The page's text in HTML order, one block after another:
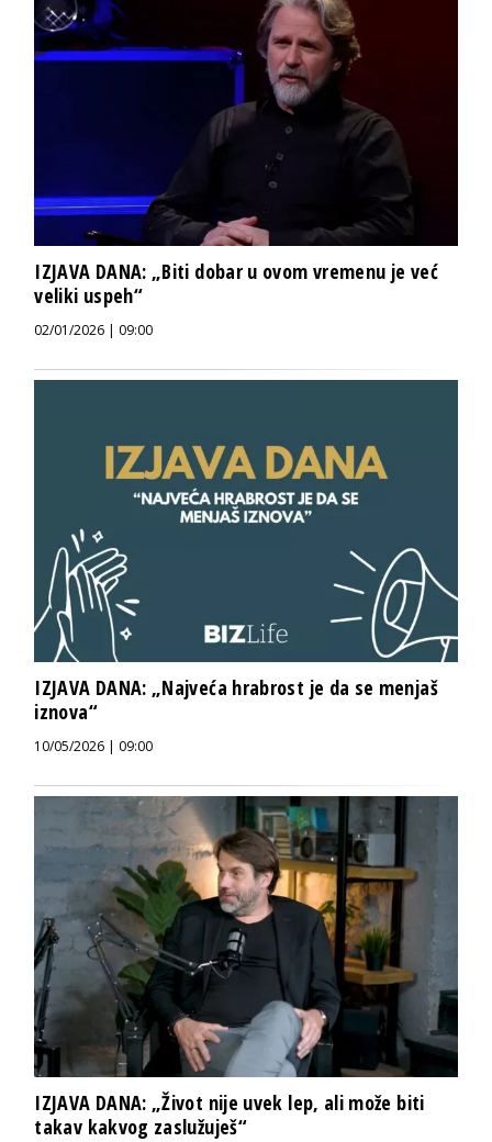
IZJAVA DANA: „Biti dobar u ovom vremenu je već
veliki uspeh“
02/01/2026 | 09:00
IZJAVA DANA: „Najveća hrabrost je da se menjaš
iznova“
10/05/2026 | 09:00
IZJAVA DANA: „Život nije uvek lep, ali može biti
takav kakvog zaslužuješ“